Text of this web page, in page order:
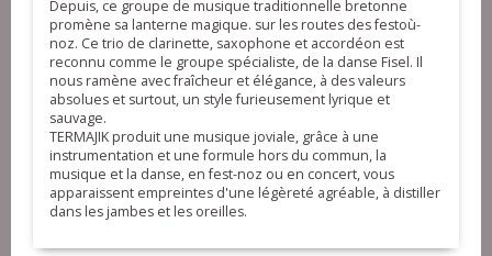
Depuis, ce groupe de musique traditionnelle bretonne
promène sa lanterne magique. sur les routes des festoù-
noz. Ce trio de clarinette, saxophone et accordéon est
reconnu comme le groupe spécialiste, de la danse Fisel. Il
nous ramène avec fraîcheur et élégance, à des valeurs
absolues et surtout, un style furieusement lyrique et
sauvage.
TERMAJIK produit une musique joviale, grâce à une
instrumentation et une formule hors du commun, la
musique et la danse, en fest-noz ou en concert, vous
apparaissent empreintes d'une légèreté agréable, à distiller
dans les jambes et les oreilles.